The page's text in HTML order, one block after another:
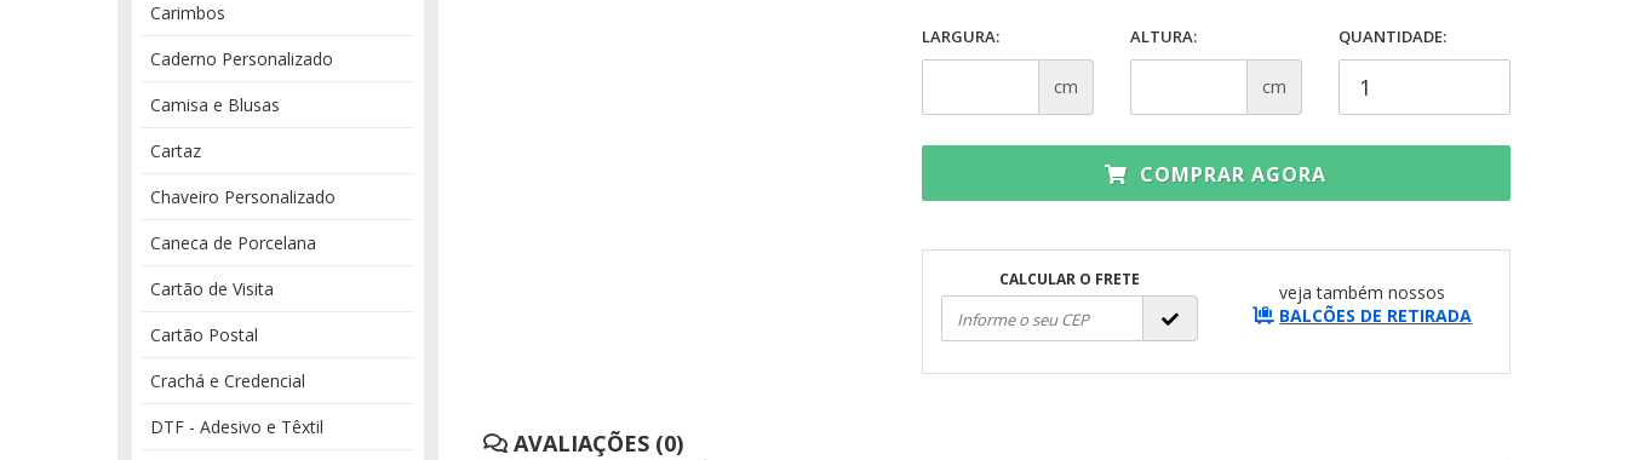
Carimbos
Caderno Personalizado
Camisa e Blusas
Cartaz
Chaveiro Personalizado
Caneca de Porcelana
Cartão de Visita
Cartão Postal
Crachá e Credencial
DTF - Adesivo e Têxtil
LARGURA:
cm
ALTURA:
cm
QUANTIDADE:
COMPRAR AGORA
CALCULAR O FRETE
veja também nossos
BALCÕES DE RETIRADA
AVALIAÇÕES (0)